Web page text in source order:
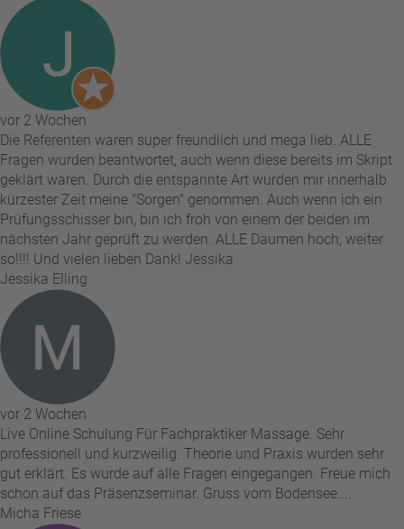
vor 2 Wochen
Die Referenten waren super freundlich und mega lieb. ALLE
Fragen wurden beantwortet, auch wenn diese bereits im Skript
geklärt waren. Durch die entspannte Art wurden mir innerhalb
kürzester Zeit meine "Sorgen" genommen. Auch wenn ich ein
Prüfungsschisser bin, bin ich froh von einem der beiden im
nächsten Jahr geprüft zu werden. ALLE Daumen hoch, weiter
so!!!! Und vielen lieben Dank! Jessika
Jessika Elling
vor 2 Wochen
Live Online Schulung Für Fachpraktiker Massage. Sehr
professionell und kurzweilig. Theorie und Praxis wurden sehr
gut erklärt. Es wurde auf alle Fragen eingegangen. Freue mich
schon auf das Präsenzseminar. Gruss vom Bodensee....
Micha Friese